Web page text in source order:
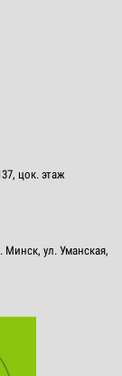
цок. этаж
Минск, ул. Уманская,